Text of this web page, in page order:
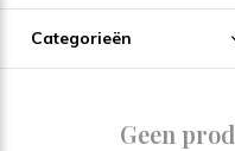
Categorieën
Geen